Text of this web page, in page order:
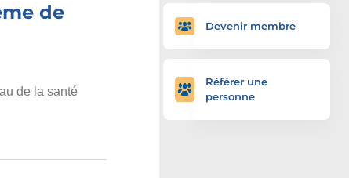
de
de la santé
Devenir membre
Référer une
personne